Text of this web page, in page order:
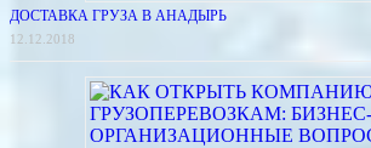
ДОСТАВКА ГРУЗА В АНАДЫРЬ
12.12.2018